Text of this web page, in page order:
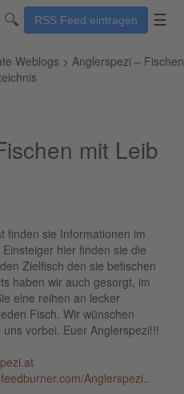
🔍 RSS Feed eintragen ☰
Weblogs > Anglerspezi – Fischen
mit Leib
finden sie Informationen im
hier finden sie die
Zielfisch den sie befischen
haben wir auch gesorgt, im
eine reihen an lecker
Fisch. Wir wünschen
vorbei. Euer Anglerspezi!!!
Anglerspezi..